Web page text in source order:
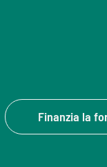
Finanzia la